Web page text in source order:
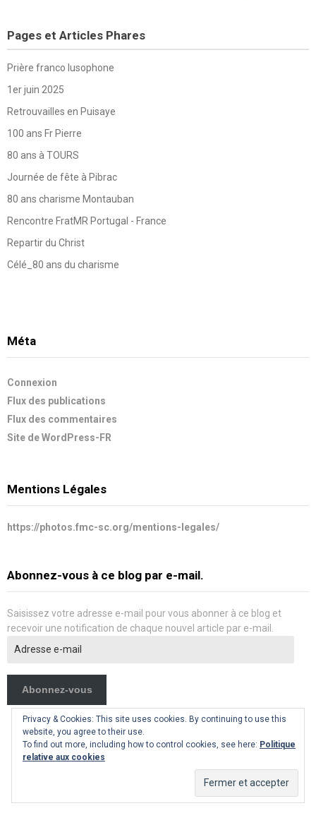
Pages et Articles Phares
Prière franco lusophone
1er juin 2025
Retrouvailles en Puisaye
100 ans Fr Pierre
80 ans à TOURS
Journée de fête à Pibrac
80 ans charisme Montauban
Rencontre FratMR Portugal - France
Repartir du Christ
Célé_80 ans du charisme
Méta
Connexion
Flux des publications
Flux des commentaires
Site de WordPress-FR
Mentions Légales
https://photos.fmc-sc.org/mentions-legales/
Abonnez-vous à ce blog par e-mail.
Saisissez votre adresse e-mail pour vous abonner à ce blog et
recevoir une notification de chaque nouvel article par e-mail.
e-
Abonnez-vous
CopyrightAlbums photos
Superb WordPress Themes
Privacy & Cookies: This site uses cookies. By continuing to use this
website, you agree to their use.
To find out more, including how to control cookies, see here: Politique
relative aux cookies